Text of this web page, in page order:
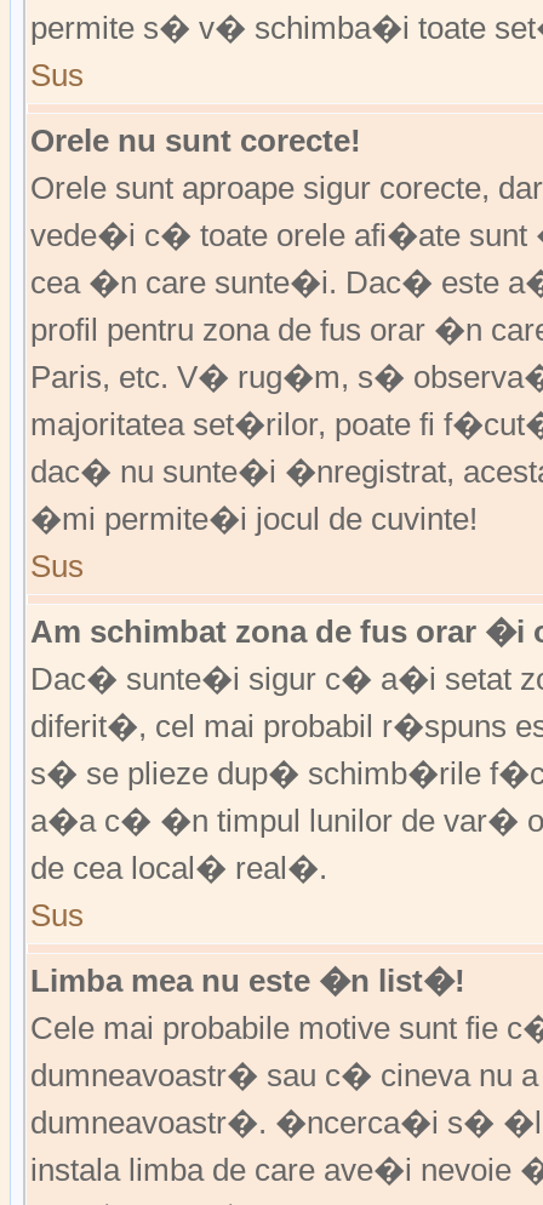
permite s� v� schimba�i toate
Sus
Orele nu sunt corecte!
Orele sunt aproape sigur corecte,
vede�i c� toate orele afi�ate
cea �n care sunte�i. Dac� este
profil pentru zona de fus orar �n
Paris, etc. V� rug�m, s�
majoritatea set�rilor, poate fi
dac� nu sunte�i �nregistrat,
�mi permite�i jocul de cuvinte!
Sus
Am schimbat zona de fus orar �i
Dac� sunte�i sigur c� a�i setat
diferit�, cel mai probabil r�spuns
s� se plieze dup� schimb�rile
a�a c� �n timpul lunilor de var�
de cea local� real�.
Sus
Limba mea nu este �n list�!
Cele mai probabile motive sunt fie
dumneavoastr� sau c� cineva nu
dumneavoastr�. �ncerca�i s� �l
instala limba de care ave�i